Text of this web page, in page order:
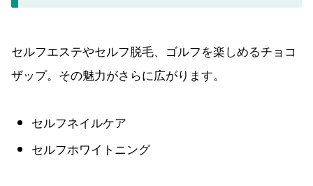
セルフエステやセルフ脱毛、ゴルフを楽しめるチョコ
ザップ。その魅力がさらに広がります。
セルフネイルケア
セルフホワイトニング